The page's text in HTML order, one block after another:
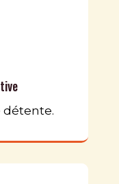
détente.